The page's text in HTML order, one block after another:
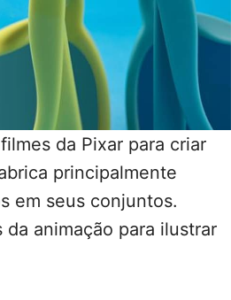
da Pixar para criar
principalmente
em seus conjuntos.
animação para ilustrar